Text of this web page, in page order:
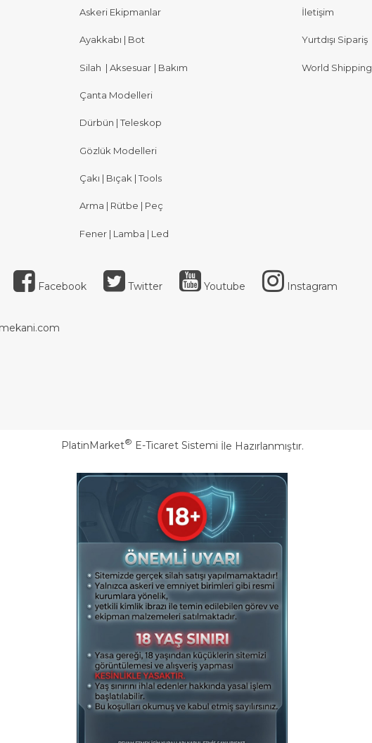
Askeri Ekipmanlar
Ayakkabı | Bot
Silah | Aksesuar | Bakım
Çanta Modelleri
Dürbün | Teleskop
Gözlük Modelleri
Çakı | Bıçak | Tools
Arma | Rütbe | Peç
Fener | Lamba | Led
İletişim
Yurtdışı Sipariş
World Shipping
Facebook Twitter Youtube Instagram
PlatinMarket® E-Ticaret Sistemi İle Hazırlanmıştır.